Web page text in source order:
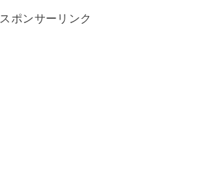
スポンサーリンク